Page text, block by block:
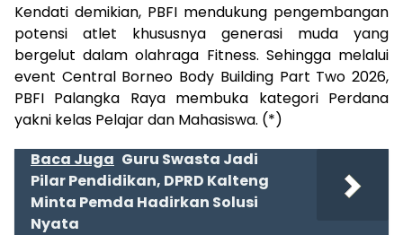
Kendati demikian, PBFI mendukung pengembangan
potensi atlet khususnya generasi muda yang
bergelut dalam olahraga Fitness. Sehingga melalui
event Central Borneo Body Building Part Two 2026,
PBFI Palangka Raya membuka kategori Perdana
yakni kelas Pelajar dan Mahasiswa. (*)
Baca Juga Guru Swasta Jadi
Pilar Pendidikan, DPRD Kalteng
Minta Pemda Hadirkan Solusi
Nyata